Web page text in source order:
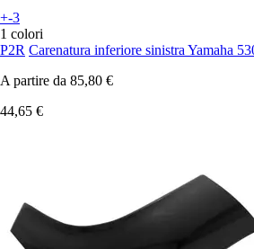
+-3
1 colori
P2R Carenatura inferiore sinistra Yamaha
A partire da 85,80 €
44,65 €